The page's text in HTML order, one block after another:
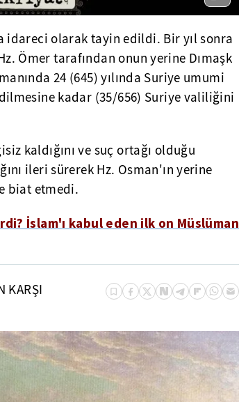
idareci olarak tayin edildi. Bir yıl sonra
Ömer tarafından onun yerine Dımaşk
24 (645) yılında Suriye umumi
kadar (35/656) Suriye valiliğini
kaldığını ve suç ortağı olduğu
ileri sürerek Hz. Osman'ın yerine
biat etmedi.
İslam'ı kabul eden ilk on Müslüman
KARŞI